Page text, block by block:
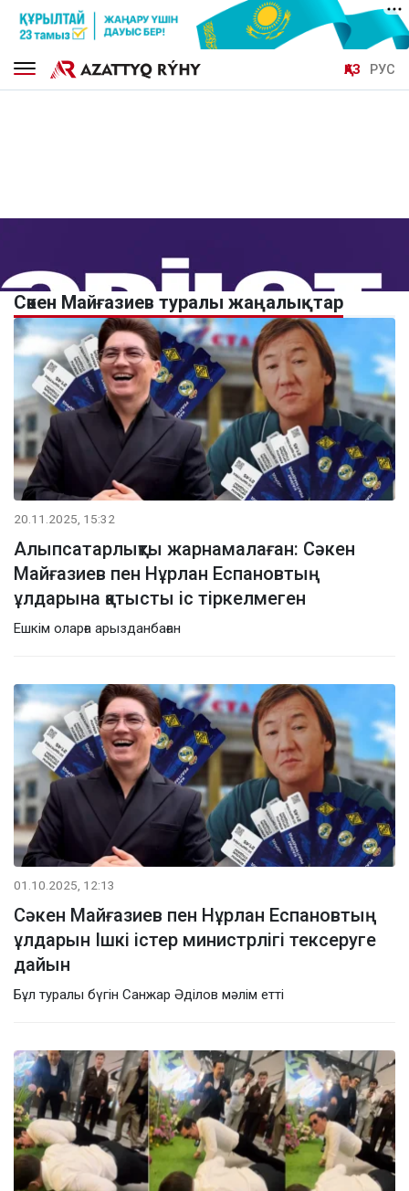
ҚАЗ РУС
Сәкен Майғазиев туралы жаңалықтар
20.11.2025, 15:32
Алыпсатарлықты жарнамалаған: Сәкен
Майғазиев пен Нұрлан Еспановтың
ұлдарына қатысты іс тіркелмеген
Ешкім оларға арызданбаған
01.10.2025, 12:13
Сәкен Майғазиев пен Нұрлан Еспановтың
ұлдарын Ішкі істер министрлігі тексеруге
дайын
Бұл туралы бүгін Санжар Әділов мәлім етті